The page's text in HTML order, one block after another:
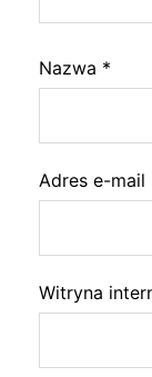
Nazwa *
Adres e-mail
Witryna